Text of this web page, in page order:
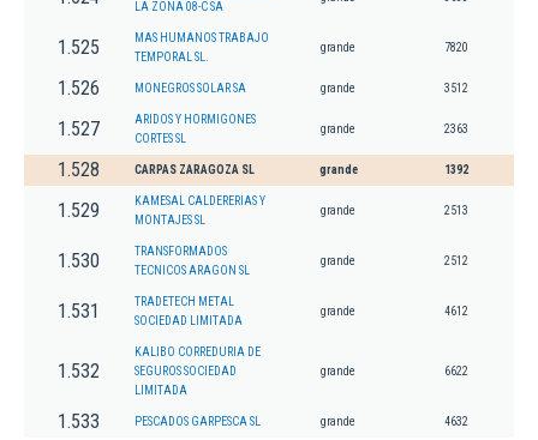
LA ZONA 08-C SA
1.525
MAS HUMANOS TRABAJO
TEMPORAL SL.
grande 7820
1.526 MONEGROS SOLAR SA grande 3512
1.527
ARIDOS Y HORMIGONES
CORTES SL
grande 2363
1.528 CARPAS ZARAGOZA SL grande 1392
1.529
KAMESAL CALDERERIAS Y
MONTAJES SL
grande 2513
1.530
TRANSFORMADOS
TECNICOS ARAGON SL
grande 2512
1.531
TRADETECH METAL
SOCIEDAD LIMITADA
grande 4612
1.532
KALIBO CORREDURIA DE
SEGUROS SOCIEDAD
LIMITADA
grande 6622
1.533 PESCADOS GARPESCA SL grande 4632